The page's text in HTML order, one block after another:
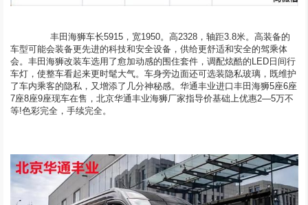
车型可能会装备更先进的科技和安全设备，供给更舒适和安全的驾乘体
会。丰田海狮改装车选用了愈加动感的围住套件，调配炫酷的LED日间行
车灯，使整车看起来更时髦大气。车身旁边面还可选装隐私玻璃，既维护
了车内乘客的隐私，又增添了几分神秘感。华通丰业进口丰田海狮5座6座
7座8座9座现车在售，北京华通丰业海狮厂家指导价基础上优惠2—5万不